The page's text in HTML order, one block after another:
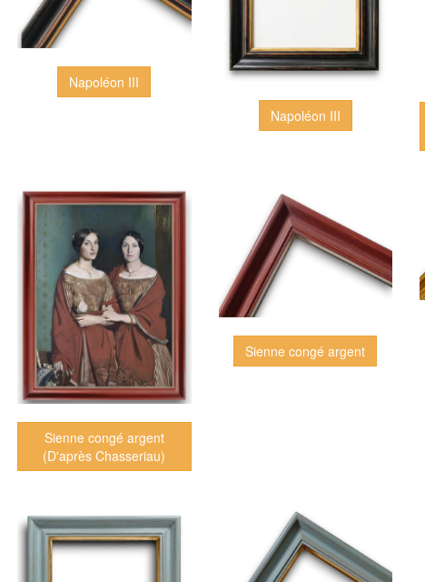
Napoléon III
Napoléon III
Sienne congé argent
(D'après Chasseriau)
Sienne congé argent